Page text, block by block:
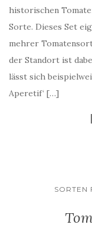
historischen
Sorte. Dieses Set
mehrer
der Standort ist
lässt sich
Aperetif‘ […]
SORTEN